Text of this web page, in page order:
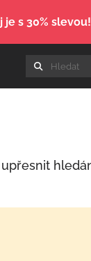
s 30% slevou!